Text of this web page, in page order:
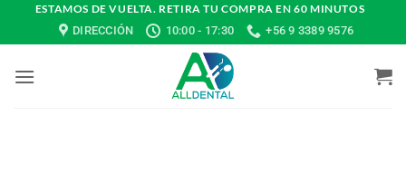
ESTAMOS DE VUELTA. RETIRA TU COMPRA EN 60 MINUTOS
DIRECCIÓN
10:00 - 17:30 +56 9 3389 9576